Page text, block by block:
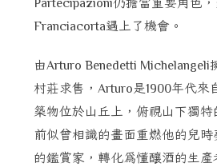
Partecipazioni
Franciacorta遇上了機會。
由Arturo Benedetti Michelangeli
村莊求售， Arturo是1900年代來
築物位於山丘上，俯視山下獨
前似曾相識的畫面重燃他的兒
的鑑賞家，轉化為懂釀酒的生產